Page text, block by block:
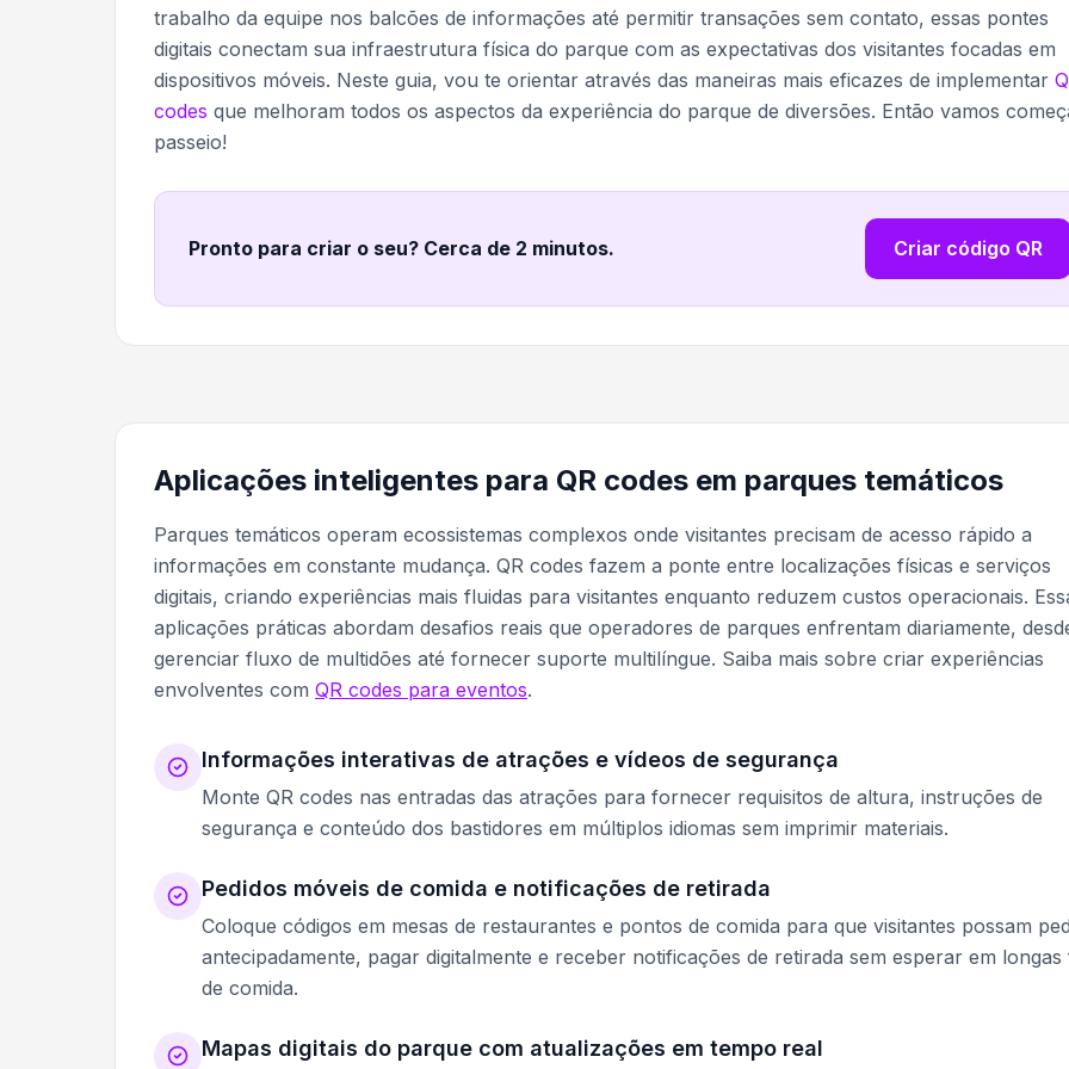
trabalho da equipe nos balcões de informações até permitir transações sem contato, essas pontes
digitais conectam sua infraestrutura física do parque com as expectativas dos visitantes focadas em
dispositivos móveis. Neste guia, vou te orientar através das maneiras mais eficazes de implementar
codes que melhoram todos os aspectos da experiência do parque de diversões. Então vamos
passeio!
Pronto para criar o seu? Cerca de 2 minutos. Criar código QR
Aplicações inteligentes para QR codes em parques temáticos
Parques temáticos operam ecossistemas complexos onde visitantes precisam de acesso rápido a
informações em constante mudança. QR codes fazem a ponte entre localizações físicas e serviços
digitais, criando experiências mais fluidas para visitantes enquanto reduzem custos operacionais.
aplicações práticas abordam desafios reais que operadores de parques enfrentam diariamente,
gerenciar fluxo de multidões até fornecer suporte multilíngue. Saiba mais sobre criar experiências
envolventes com QR codes para eventos.
Informações interativas de atrações e vídeos de segurança
Monte QR codes nas entradas das atrações para fornecer requisitos de altura, instruções de
segurança e conteúdo dos bastidores em múltiplos idiomas sem imprimir materiais.
Pedidos móveis de comida e notificações de retirada
Coloque códigos em mesas de restaurantes e pontos de comida para que visitantes possam
antecipadamente, pagar digitalmente e receber notificações de retirada sem esperar em longas
de comida.
Mapas digitais do parque com atualizações em tempo real